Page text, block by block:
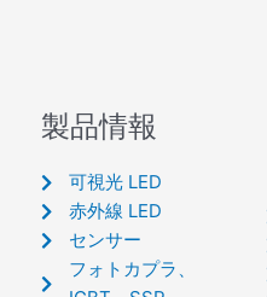
製品情報
可視光 LED
赤外線 LED
センサー
フォトカプラ、